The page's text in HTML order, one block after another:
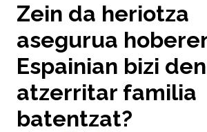
Zein da heriotza
asegurua
Espainian bizi den
atzerritar familia
batentzat?